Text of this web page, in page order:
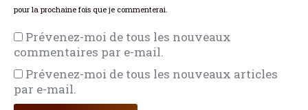
pour la prochaine fois que je commenterai.
Prévenez-moi de tous les nouveaux
commentaires par e-mail.
Prévenez-moi de tous les nouveaux articles
par e-mail.